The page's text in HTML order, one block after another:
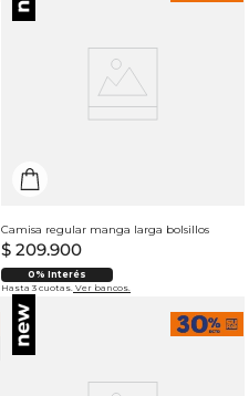
Camisa regular manga larga bolsillos
$ 209.900
0% Interés
Hasta 3 cuotas. Ver bancos.